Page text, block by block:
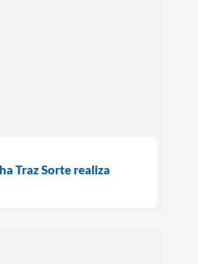
Traz Sorte realiza